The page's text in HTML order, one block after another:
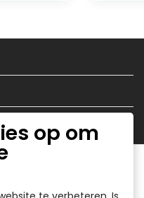
op om